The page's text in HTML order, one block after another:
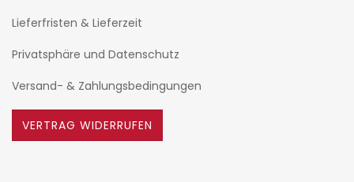
Lieferfristen & Lieferzeit
Privatsphäre und Datenschutz
Versand- & Zahlungsbedingungen
VERTRAG WIDERRUFEN